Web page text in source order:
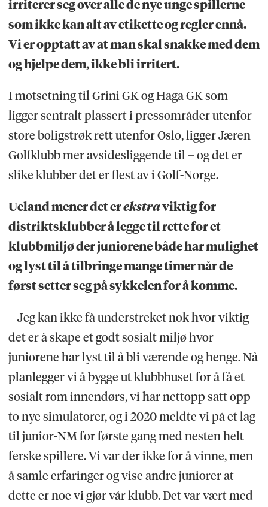
irriterer seg over alle de nye unge spillerne
som ikke kan alt av etikette og regler ennå.
Vi er opptatt av at man skal snakke med dem
og hjelpe dem, ikke bli irritert.
I motsetning til Grini GK og Haga GK som
ligger sentralt plassert i pressområder utenfor
store boligstrøk rett utenfor Oslo, ligger Jæren
Golfklubb mer avsidesliggende til – og det er
slike klubber det er flest av i Golf-Norge.
Ueland mener det erekstraviktig for
distriktsklubber å legge til rette for et
klubbmiljø der juniorene både har mulighet
og lyst til å tilbringe mange timer når de
først setter seg på sykkelen for å komme.
– Jeg kan ikke få understreket nok hvor viktig
det er å skape et godt sosialt miljø hvor
juniorene har lyst til å bli værende og henge. Nå
planlegger vi å bygge ut klubbhuset for å få et
sosialt rom innendørs, vi har nettopp satt opp
to nye simulatorer, og i 2020 meldte vi på et lag
til junior-NM for første gang med nesten helt
ferske spillere. Vi var der ikke for å vinne, men
å samle erfaringer og vise andre juniorer at
dette er noe vi gjør vår klubb. Det var vært med